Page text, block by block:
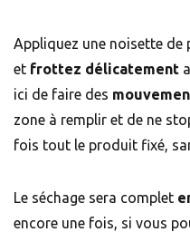
Appliquez une noisette
et frottez délicatement
ici de faire des
zone à remplir et de ne
fois tout le produit fixé,
Le séchage sera complet
encore une fois, si vous